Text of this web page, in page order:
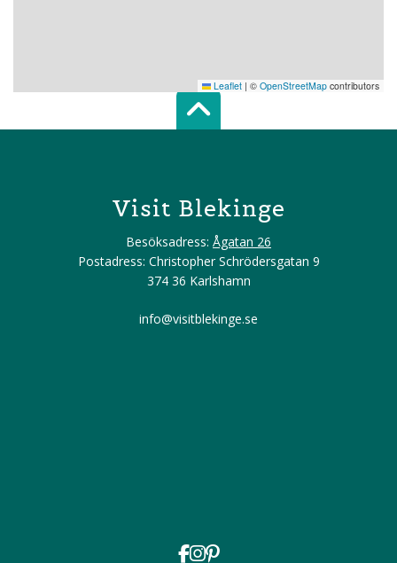
Leaflet | © OpenStreetMap contributors
Scroll top of
Visit Blekinge
Besöksadress: Ågatan 26
Postadress: Christopher Schrödersgatan 9
374 36 Karlshamn
info@visitblekinge.se